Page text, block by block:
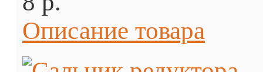
Описание товара